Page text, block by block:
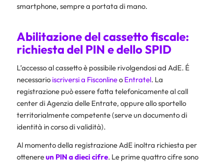
smartphone, sempre a portata di mano.
Abilitazione del cassetto fiscale:
richiesta del PIN e dello SPID
L’accesso al cassetto è possibile rivolgendosi ad AdE. É
necessario iscriversi a Fisconlineo Entratel. La
registrazione può essere fatta telefonicamente al call
center di Agenzia delle Entrate, oppure allo sportello
territorialmente competente (serve un documento di
identità in corso di validità).
Al momento della registrazione AdE inoltra richiesta per
ottenereun PIN a dieci cifre. Le prime quattro cifre sono